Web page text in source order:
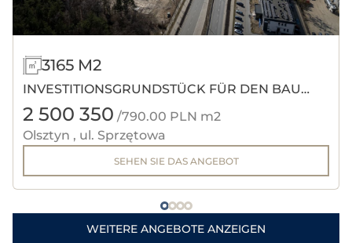
3165 M2
INVESTITIONSGRUNDSTÜCK FÜR DEN BAU
EINES
AUSSTELLUNGSRAUMS/
2 500 350 /790.00 PLN m2
Olsztyn , ul. Sprzętowa
SEHEN SIE DAS ANGEBOT
WEITERE ANGEBOTE ANZEIGEN